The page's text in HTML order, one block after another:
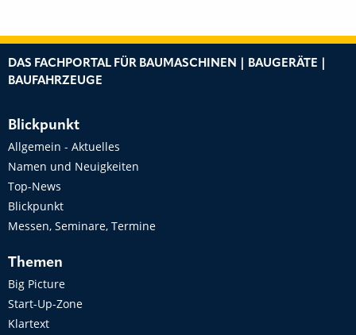
DAS FACHPORTAL FÜR BAUMASCHINEN | BAUGERÄTE |
BAUFAHRZEUGE
Blickpunkt
Allgemein - Aktuelles
Namen und Neuigkeiten
Top-News
Blickpunkt
Messen, Seminare, Termine
Themen
Big Picture
Start-Up-Zone
Klartext